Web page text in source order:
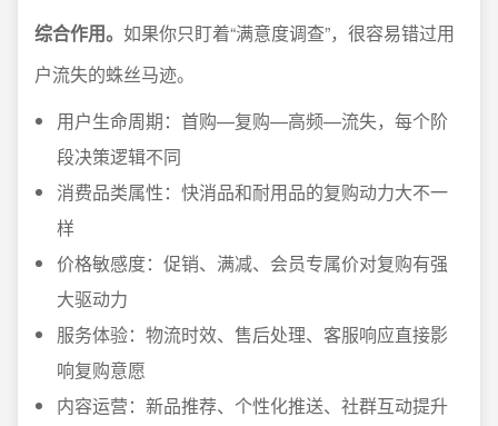
综合作用。 如果你只盯着“满意度调查”，很容易错过用
户流失的蛛丝马迹。
用户生命周期：首购—复购—高频—流失，每个阶
段决策逻辑不同
消费品类属性：快消品和耐用品的复购动力大不一
样
价格敏感度：促销、满减、会员专属价对复购有强
大驱动力
服务体验：物流时效、售后处理、客服响应直接影
响复购意愿
内容运营：新品推荐、个性化推送、社群互动提升